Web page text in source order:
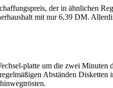
der in ähnlichen
mit nur 6,39 DM.
platte um die zwei Minuten
Abständen Disketten